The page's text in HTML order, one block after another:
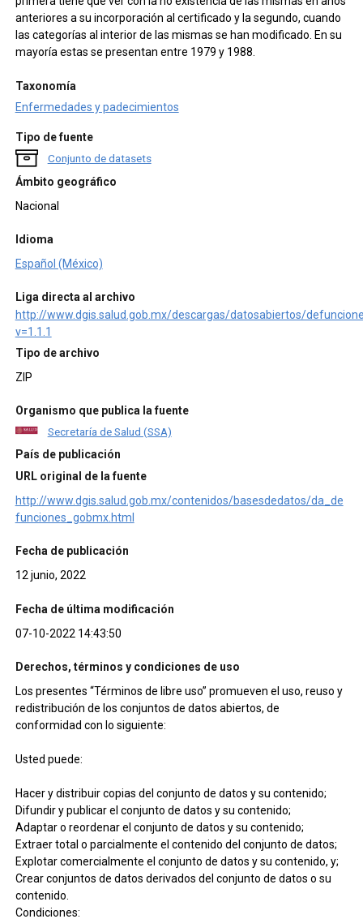
anteriores a su incorporación al certificado y la segundo, cuando
las categorías al interior de las mismas se han modificado. En su
mayoría estas se presentan entre 1979 y 1988.
Taxonomía
Enfermedades y padecimientos
Tipo de fuente
Conjunto de datasets
Ámbito geográfico
Nacional
Idioma
Español (México)
Liga directa al archivo
http://www.dgis.salud.gob.mx/descargas/datosabiertos/
v=1.1.1
Tipo de archivo
ZIP
Organismo que publica la fuente
Secretaría de Salud (SSA)
País de publicación
URL original de la fuente
http://www.dgis.salud.gob.mx/contenidos/basesdedatos/da_de
funciones_gobmx.html
Fecha de publicación
12 junio, 2022
Fecha de última modificación
07-10-2022 14:43:50
Derechos, términos y condiciones de uso
Los presentes “Términos de libre uso” promueven el uso, reuso y
redistribución de los conjuntos de datos abiertos, de
conformidad con lo siguiente:
Usted puede:
Hacer y distribuir copias del conjunto de datos y su contenido;
Difundir y publicar el conjunto de datos y su contenido;
Adaptar o reordenar el conjunto de datos y su contenido;
Extraer total o parcialmente el contenido del conjunto de datos;
Explotar comercialmente el conjunto de datos y su contenido, y;
Crear conjuntos de datos derivados del conjunto de datos o su
contenido.
Condiciones: